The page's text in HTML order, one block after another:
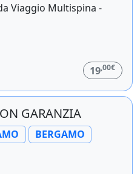
Viaggio Multispina -
19,00€
GARANZIA
BERGAMO